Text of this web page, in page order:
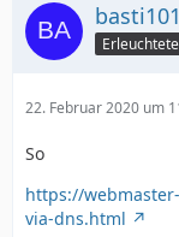
22. Februar 2020 um
So
https://
via-dns.html